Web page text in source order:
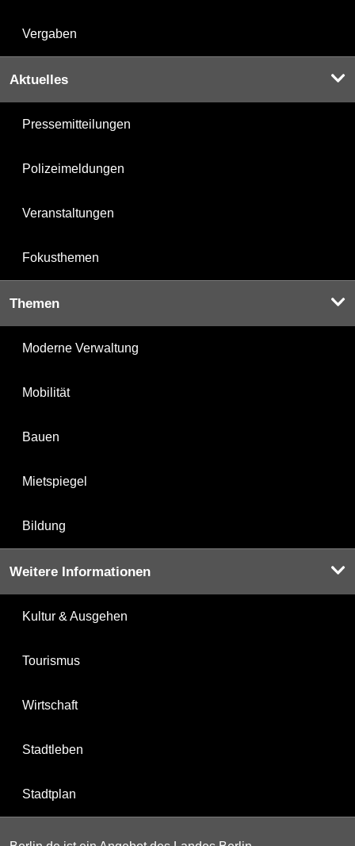
Vergaben
Aktuelles
Pressemitteilungen
Polizeimeldungen
Veranstaltungen
Fokusthemen
Themen
Moderne Verwaltung
Mobilität
Bauen
Mietspiegel
Bildung
Weitere Informationen
Kultur & Ausgehen
Tourismus
Wirtschaft
Stadtleben
Stadtplan